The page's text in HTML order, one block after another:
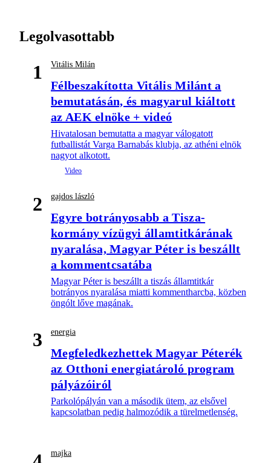
Legolvasottabb
1 Vitális Milán
Félbeszakította Vitális Milánt a
bemutatásán, és magyarul kiáltott
az AEK elnöke + videó
Hivatalosan bemutatta a magyar válogatott
futballistát Varga Barnabás klubja, az athéni elnök
nagyot alkotott.
2 gajdos lászló
Egyre botrányosabb a Tisza-
kormány vízügyi államtitkárának
nyaralása, Magyar Péter is beszállt
a kommentcsatába
Magyar Péter is beszállt a tiszás államtitkár
botrányos nyaralása miatti kommentharcba, közben
öngólt lőve magának.
3 energia
Megfeledkezhettek Magyar Péterék
az Otthoni energiatároló program
pályázóiról
Parkolópályán van a második ütem, az elsővel
kapcsolatban pedig halmozódik a türelmetlenség.
majka